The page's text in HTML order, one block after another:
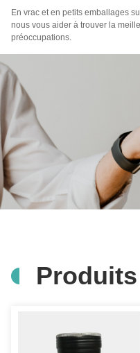
En vrac et en petits emballages
nous vous aider à trouver la
préoccupations.